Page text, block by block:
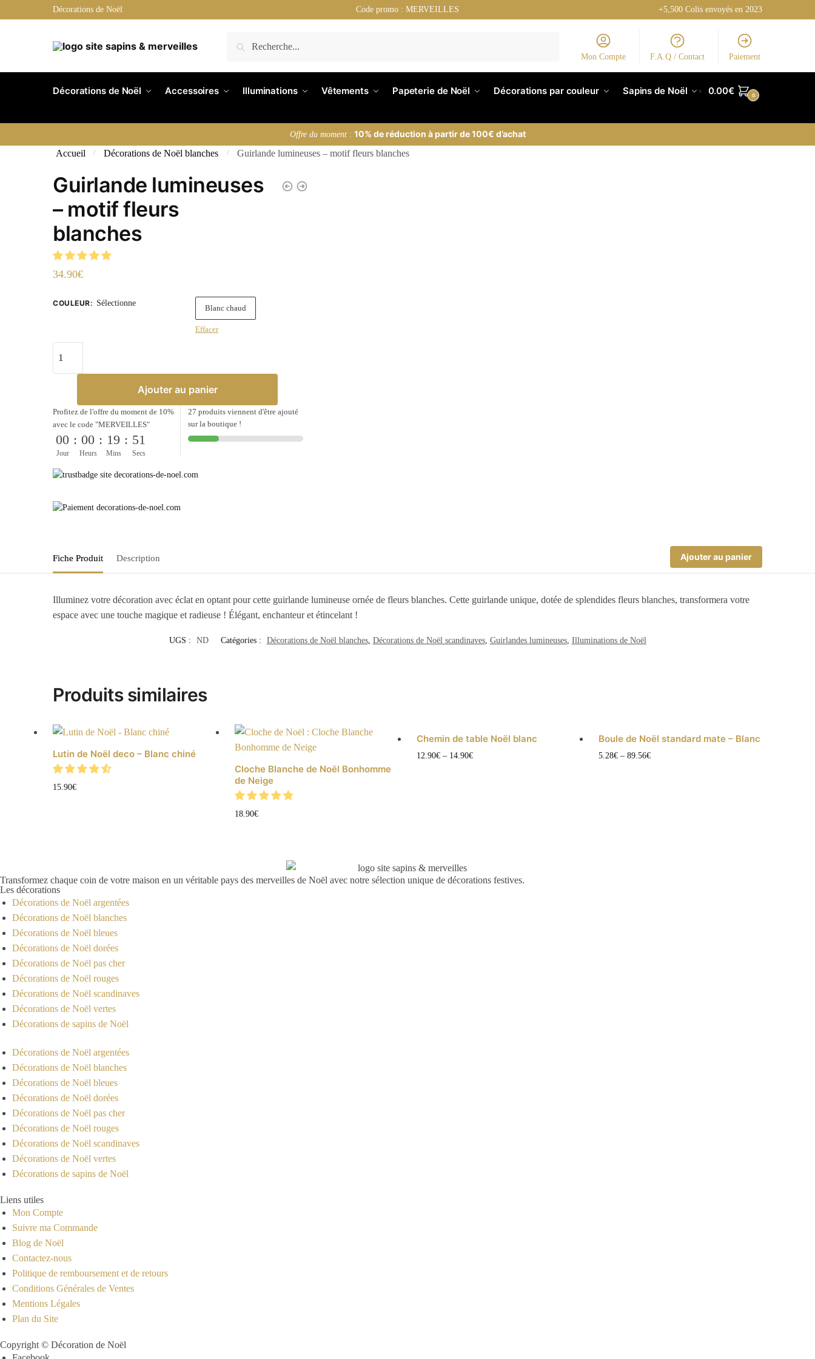
to
to
Décorations de Noël Code promo : MERVEILLES +5,500 Colis envoyés en 2023
pour :
Mon Compte F.A.Q / Contact Paiement
Décorations de Noël Accessoires Illuminations Vêtements Papeterie de Noël Décorations par couleur Sapins de Noël 0.00€ 0
Offre du moment: 10% de réduction à partir de 100€ d’achat
Accueil
/ Décorations de Noël blanches / Guirlande lumineuses – motif fleurs blanches
Guirlande lumineuses
– motif fleurs
blanches
34.90€
COULEUR: Sélectionne
Blanc chaud
Effacer
de
-
motif
fleurs
blanches
Ajouter au panier
Profitez de l'offre du moment de 10%
avec le code "MERVEILLES"
00
Jour
: 00
Heurs
: 19
Mins
: 51
Secs
27 produits viennent d'être ajouté
sur la boutique !
Fiche Produit Description Ajouter au panier
Illuminez votre décoration avec éclat en optant pour cette guirlande lumineuse ornée de fleurs blanches. Cette guirlande unique, dotée de splendides fleurs blanches, transformera votre
espace avec une touche magique et radieuse ! Élégant, enchanteur et étincelant !
UGS : ND Catégories : Décorations de Noël blanches, Décorations de Noël scandinaves, Guirlandes lumineuses, Illuminations de Noël
Produits similaires
Lutin de Noël deco – Blanc chiné
15.90€
Cloche Blanche de Noël Bonhomme
de Neige
18.90€
Chemin de table Noël blanc
12.90€– 14.90€Ce
être
Boule de Noël standard mate – Blanc
5.28€– 89.56€Ce
Transformez chaque coin de votre maison en un véritable pays des merveilles de Noël avec notre sélection unique de décorations festives.
Les décorations
Décorations de Noël argentées
Décorations de Noël blanches
Décorations de Noël bleues
Décorations de Noël dorées
Décorations de Noël pas cher
Décorations de Noël rouges
Décorations de Noël scandinaves
Décorations de Noël vertes
Décorations de sapins de Noël
Décorations de Noël argentées
Décorations de Noël blanches
Décorations de Noël bleues
Décorations de Noël dorées
Décorations de Noël pas cher
Décorations de Noël rouges
Décorations de Noël scandinaves
Décorations de Noël vertes
Décorations de sapins de Noël
Liens utiles
Mon Compte
Suivre ma Commande
Blog de Noël
Contactez-nous
Politique de remboursement et de retours
Conditions Générales de Ventes
Mentions Légales
Plan du Site
Copyright © Décoration de Noël